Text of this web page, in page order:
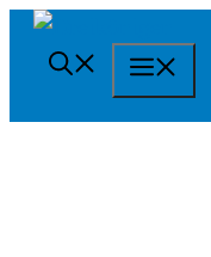
Springe
zum